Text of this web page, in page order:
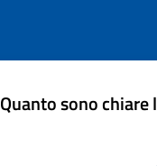
Quanto sono